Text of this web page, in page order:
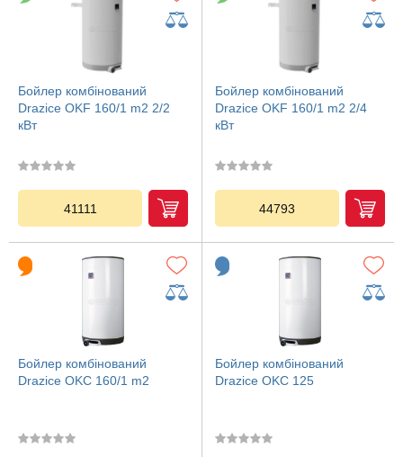
Бойлер комбінований
Drazice OKF 160/1 m2 2/2
кВт
41111
Бойлер комбінований
Drazice OKF 160/1 m2 2/4
кВт
44793
Бойлер комбінований
Drazice OKC 160/1 m2
Бойлер комбінований
Drazice OKC 125